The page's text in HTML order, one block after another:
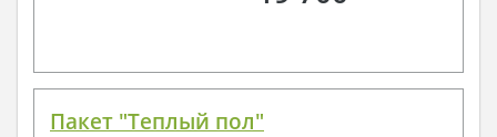
Пакет "Теплый пол"